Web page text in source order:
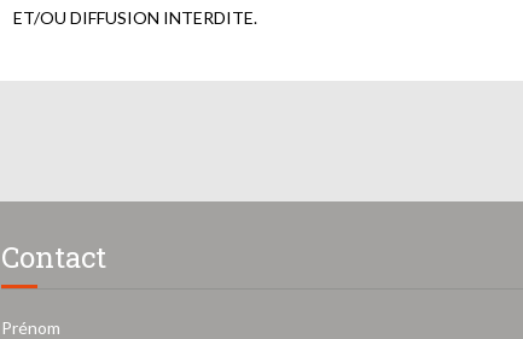
ET/OU DIFFUSION INTERDITE.
Contact
Prénom